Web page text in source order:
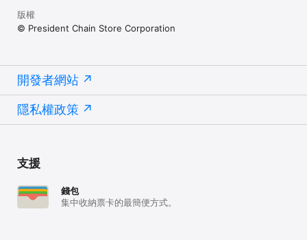
版權
© President Chain Store Corporation
開發者網站
隱私權政策
支援
錢包
集中收納票卡的最簡便方式。